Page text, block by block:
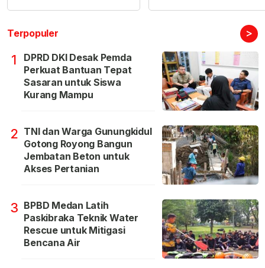
Terpopuler >
1
DPRD DKI Desak Pemda
Perkuat Bantuan Tepat
Sasaran untuk Siswa
Kurang Mampu
2 TNI dan Warga Gunungkidul
Gotong Royong Bangun
Jembatan Beton untuk
Akses Pertanian
3 BPBD Medan Latih
Paskibraka Teknik Water
Rescue untuk Mitigasi
Bencana Air